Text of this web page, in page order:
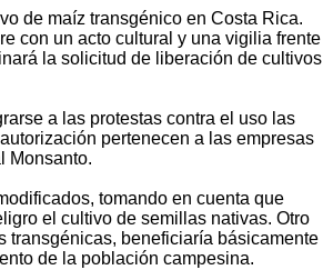
de maíz transgénico en Costa Rica.
con un acto cultural y una vigilia frente
la solicitud de liberación de cultivos
a las protestas contra el uso las
pertenecen a las empresas
Monsanto.
tomando en cuenta que
el cultivo de semillas nativas. Otro
transgénicas, beneficiaría básicamente
de la población campesina.